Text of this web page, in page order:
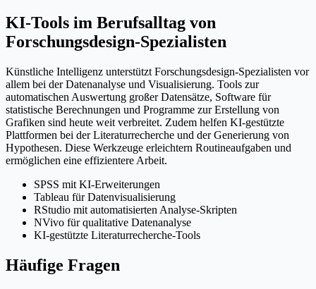
KI-Tools im Berufsalltag von
Forschungsdesign-Spezialisten
Künstliche Intelligenz unterstützt Forschungsdesign-Spezialisten vor
allem bei der Datenanalyse und Visualisierung. Tools zur
automatischen Auswertung großer Datensätze, Software für
statistische Berechnungen und Programme zur Erstellung von
Grafiken sind heute weit verbreitet. Zudem helfen KI-gestützte
Plattformen bei der Literaturrecherche und der Generierung von
Hypothesen. Diese Werkzeuge erleichtern Routineaufgaben und
ermöglichen eine effizientere Arbeit.
SPSS mit KI-Erweiterungen
Tableau für Datenvisualisierung
RStudio mit automatisierten Analyse-Skripten
NVivo für qualitative Datenanalyse
KI-gestützte Literaturrecherche-Tools
Häufige Fragen